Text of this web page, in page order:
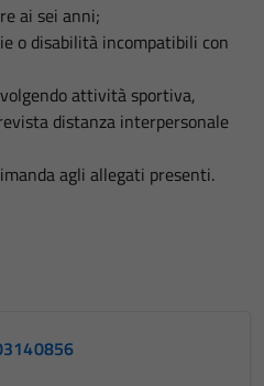
ai sei anni;
o disabilità incompatibili con
attività sportiva,
distanza interpersonale
agli allegati presenti.